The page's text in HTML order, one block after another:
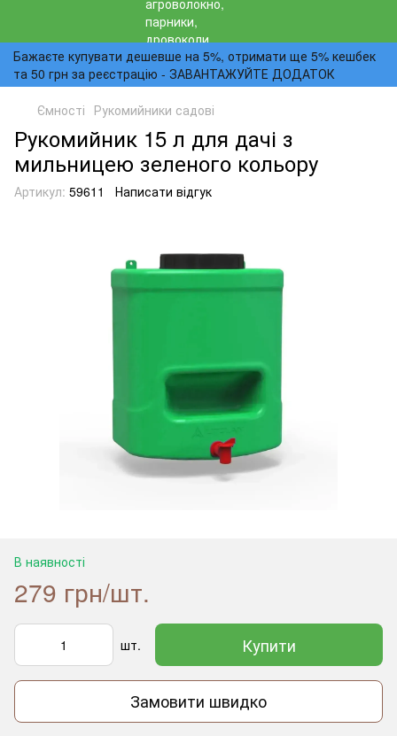
Бажаєте купувати дешевше на 5%, отримати ще 5% кешбек
та 50 грн за реєстрацію - ЗАВАНТАЖУЙТЕ ДОДАТОК
Ємності Рукомийники садові
Рукомийник 15 л для дачі з
мильницею зеленого кольору
Артикул: 59611 Написати відгук
В наявності
279 грн/шт.
шт. Купити
Замовити швидко